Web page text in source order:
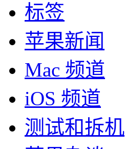
标签
苹果新闻
Mac 频道
iOS 频道
测试和拆机